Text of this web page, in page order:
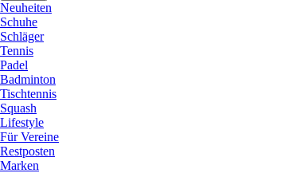
Neuheiten
Schuhe
Schläger
Tennis
Padel
Badminton
Tischtennis
Squash
Lifestyle
Für Vereine
Restposten
Marken